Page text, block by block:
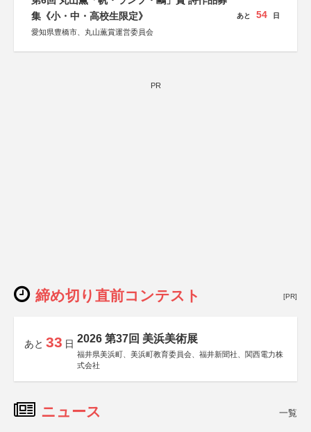
集《小・中・高校生限定》
愛知県豊橋市、丸山薫賞運営委員会
あと 54 日
PR
締め切り直前コンテスト [PR]
あと 33 日 2026 第37回 美浜美術展
福井県美浜町、美浜町教育委員会、福井新聞社、関西電力株
式会社
ニュース 一覧